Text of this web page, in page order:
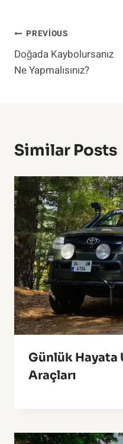
Yazı
Gezinmesi
PREVIOUS
Doğada Kaybolursanız
Ne Yapmalısınız?
Similar Posts
Günlük Hayata
Araçları